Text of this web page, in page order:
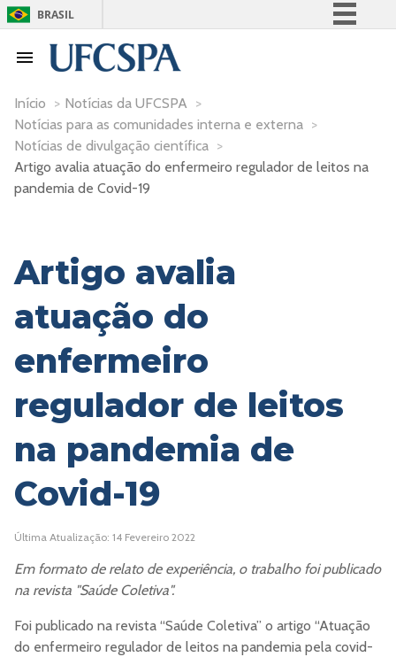
BRASIL
Acesso à informação
Início > Notícias da UFCSPA >
Notícias para as comunidades interna e externa >
Notícias de divulgação científica >
Artigo avalia atuação do enfermeiro regulador de leitos na
pandemia de Covid-19
Artigo avalia
atuação do
enfermeiro
regulador de leitos
na pandemia de
Covid-19
Última Atualização: 14 Fevereiro 2022
Em formato de relato de experiência, o trabalho foi publicado
na revista "Saúde Coletiva".
Foi publicado na revista “Saúde Coletiva” o artigo “Atuação
do enfermeiro regulador de leitos na pandemia pela covid-